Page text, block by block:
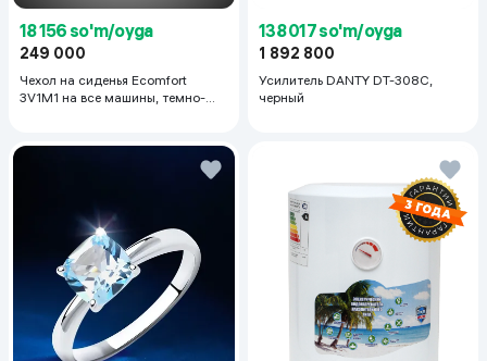
18 156 so'm/oyga
249 000
Чехол на сиденья Ecomfort
3V1M1 на все машины, темно-
138 017 so'm/oyga
1 892 800
Усилитель DANTY DT-308C,
черный